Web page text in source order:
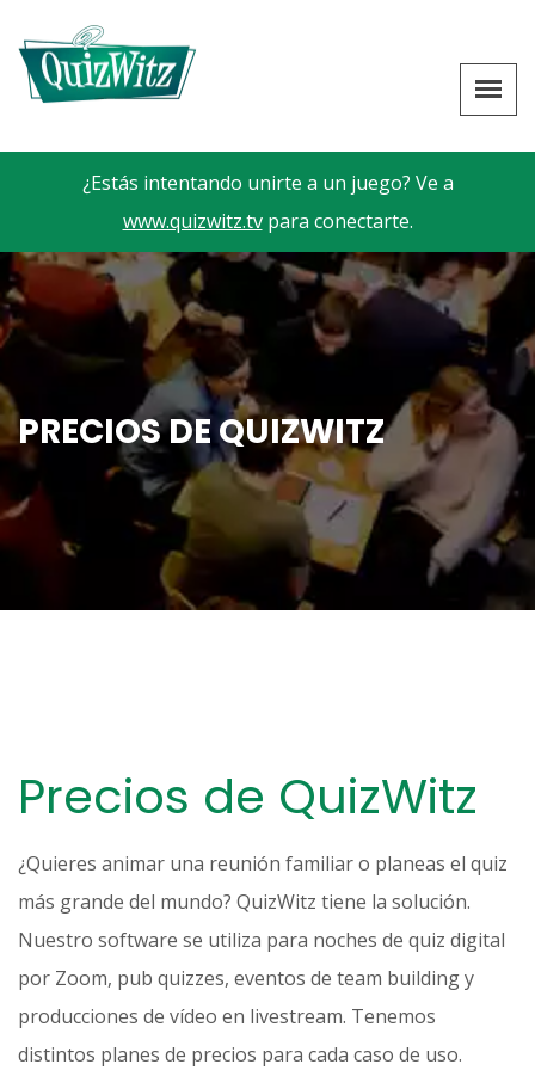
¿Estás intentando unirte a un juego? Ve a
www.quizwitz.tvpara conectarte.
PRECIOS DE QUIZWITZ
Precios de QuizWitz
¿Quieres animar una reunión familiar o planeas el quiz
más grande del mundo? QuizWitz tiene la solución.
Nuestro software se utiliza para noches de quiz digital
por Zoom, pub quizzes, eventos de team building y
producciones de vídeo en livestream. Tenemos
distintos planes de precios para cada caso de uso.